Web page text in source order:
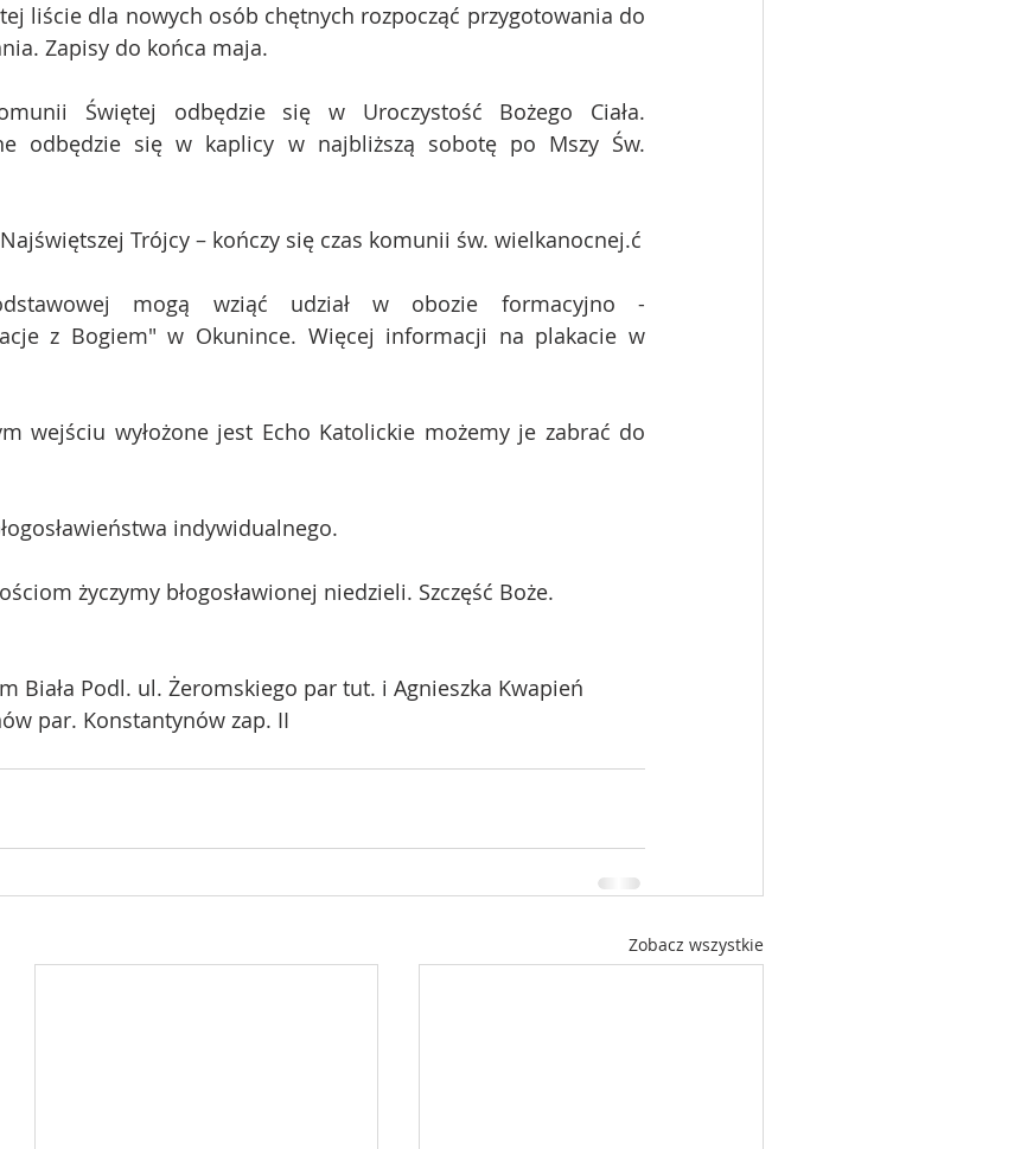
liście dla nowych osób chętnych rozpocząć przygotowania do
Zapisy do końca maja.
Świętej odbędzie się w Uroczystość Bożego Ciała.
odbędzie się w kaplicy w najbliższą sobotę po Mszy Św.
Trójcy – kończy się czas komunii św. wielkanocnej.ć
mogą wziąć udział w obozie formacyjno -
z Bogiem" w Okunince. Więcej informacji na plakacie w
wejściu wyłożone jest Echo Katolickie możemy je zabrać do
indywidualnego.
życzymy błogosławionej niedzieli. Szczęść Boże.
Biała Podl. ul. Żeromskiego par tut. i Agnieszka Kwapień
par. Konstantynów zap. II
Zobacz wszystkie